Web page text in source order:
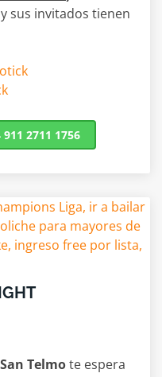
sus invitados tienen
911 2711 1756
Telmote espera